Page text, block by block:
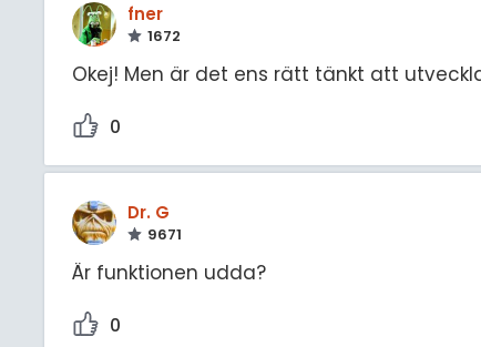
fner
1672
Okej! Men är det ens rätt tänkt att
0
Dr. G
9671
Är funktionen udda?
0